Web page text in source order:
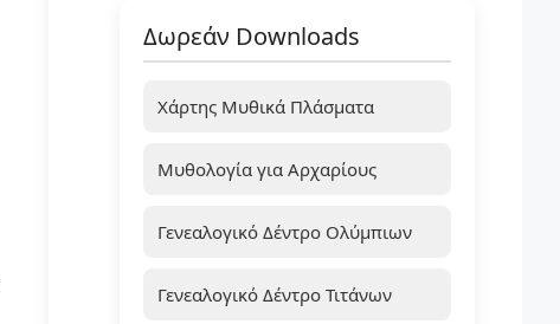
Δωρεάν Downloads
Χάρτης Μυθικά Πλάσματα
Μυθολογία για Αρχαρίους
Γενεαλογικό Δέντρο Ολύμπιων
Γενεαλογικό Δέντρο Τιτάνων